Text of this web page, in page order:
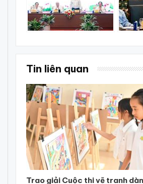
Tin liên quan
Trao giải Cuộc thi vẽ tranh